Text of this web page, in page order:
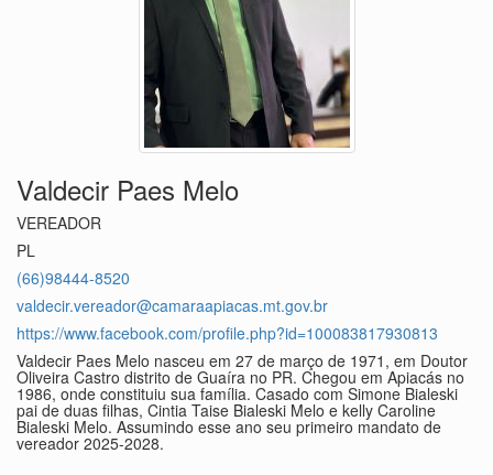
Valdecir Paes Melo
VEREADOR
PL
(66)98444-8520
valdecir.vereador@camaraapiacas.mt.gov.br
https://www.facebook.com/profile.php?id=100083817930813
Valdecir Paes Melo nasceu em 27 de março de 1971, em Doutor
Oliveira Castro distrito de Guaíra no PR. Chegou em Apiacás no
1986, onde constituiu sua família. Casado com Simone Bialeski
pai de duas filhas, Cintia Taise Bialeski Melo e kelly Caroline
Bialeski Melo. Assumindo esse ano seu primeiro mandato de
vereador 2025-2028.